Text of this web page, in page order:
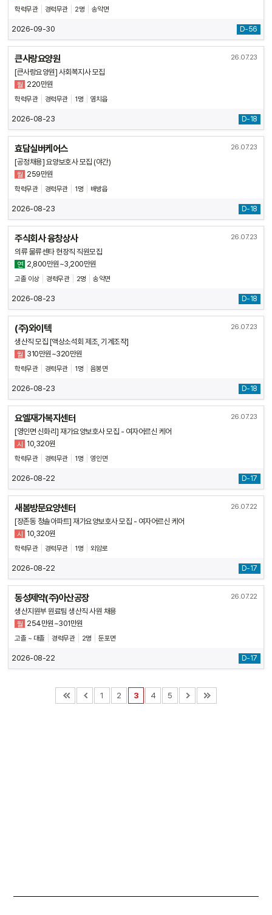
학력무관 경력무관 2명 송악면
2026-09-30 D-56
큰사랑요양원
[큰사랑요양원] 사회복지사 모집
월 220만원
학력무관 경력무관 1명 염치읍
26.07.23
2026-08-23 D-18
효담실버케어스
[공정채용] 요양보호사 모집 (야간)
월 259만원
학력무관 경력무관 1명 배방읍
26.07.23
2026-08-23 D-18
주식회사 융창상사
의류 물류센타 현장직 직원모집
연 2,800만원~3,200만원
고졸 이상 경력무관 2명 송악면
26.07.23
2026-08-23 D-18
(주)와이텍
생산직 모집 [액상소석회 제조, 기계조작]
월 310만원~320만원
학력무관 경력무관 1명 음봉면
26.07.23
2026-08-23 D-18
요엘재가복지센터
[영인면 신화리] 재가요양보호사 모집 - 여자어르신 케어
시 10,320원
학력무관 경력무관 1명 영인면
26.07.23
2026-08-22 D-17
새봄방문요양센터
[장존동 청솔아파트] 재가요양보호사 모집 - 여자어르신 케어
시 10,320원
학력무관 경력무관 1명 외암로
26.07.22
2026-08-22 D-17
동성제약(주)아산공장
생산지원부 원료팀 생산직 사원 채용
월 254만원~301만원
고졸 ~ 대졸 경력무관 2명 둔포면
26.07.22
2026-08-22 D-17
1 2 3 4 5